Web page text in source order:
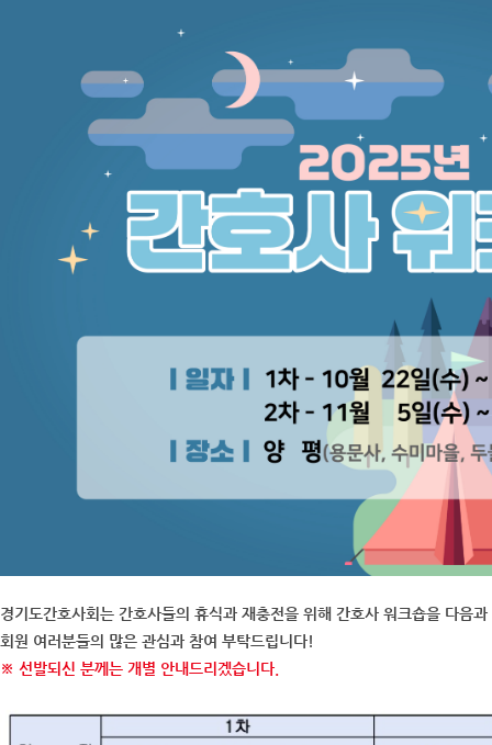
경기도간호사회는 간호사들의 휴식과 재충전을 위해 간호사 워크숍을 다음
회원 여러분들의 많은 관심과 참여 부탁드립니다!
※ 선발되신 분께는 개별 안내드리겠습니다.